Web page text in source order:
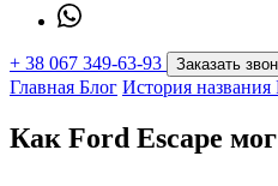
+ 38 067 349-63-93 Заказать
Главная Блог История названия
Как Ford Escape